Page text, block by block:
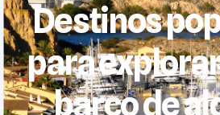
Destinos
para
barco de